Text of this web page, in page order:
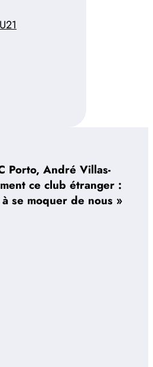
Porto, André Villas-
ce club étranger :
se moquer de nous »